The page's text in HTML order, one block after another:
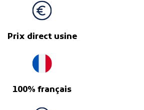
Prix direct usine
100% français